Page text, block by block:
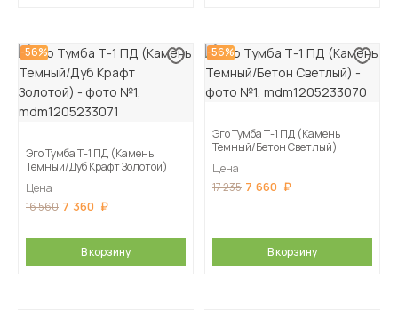
-56%
Эго Тумба Т-1 ПД (Камень
Темный/Дуб Крафт Золотой)
Цена
16 560 7 360
В корзину
-56%
Эго Тумба Т-1 ПД (Камень
Темный/Бетон Светлый)
Цена
17 235 7 660
В корзину